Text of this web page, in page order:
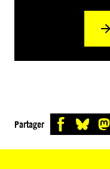
Partager